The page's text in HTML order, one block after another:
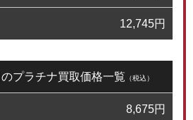
12,745円
プラチナ買取価格一覧 （税込）
8,675円